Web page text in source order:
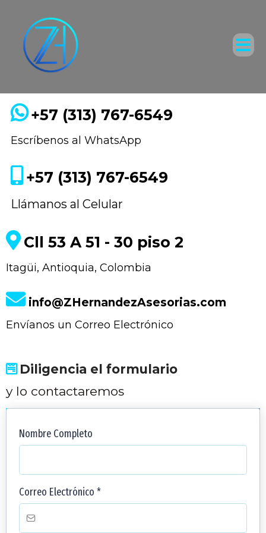
+57 (313) 767-6549
Escríbenos al WhatsApp
+57 (313) 767-6549
Llámanos al Celular
Cll 53 A 51 - 30 piso 2
Itagüi, Antioquia, Colombia
info@ZHernandezAsesorias.com
Envíanos un Correo Electrónico
Diligencia el formulario
y lo contactaremos
Nombre Completo
Correo Electrónico *